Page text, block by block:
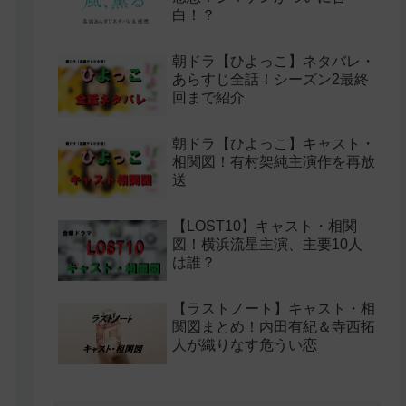
白！？
朝ドラ【ひよっこ】ネタバレ・
あらすじ全話！シーズン2最終
回まで紹介
朝ドラ【ひよっこ】キャスト・
相関図！有村架純主演作を再放
送
【LOST10】キャスト・相関
図！横浜流星主演、主要10人
は誰？
【ラストノート】キャスト・相
関図まとめ！内田有紀＆寺西拓
人が織りなす危うい恋